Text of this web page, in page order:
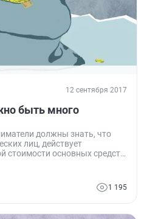
12 сентября 2017
быть много
должны знать, что
лиц, действует
стоимости основных средств
не имеет права применять
1 195